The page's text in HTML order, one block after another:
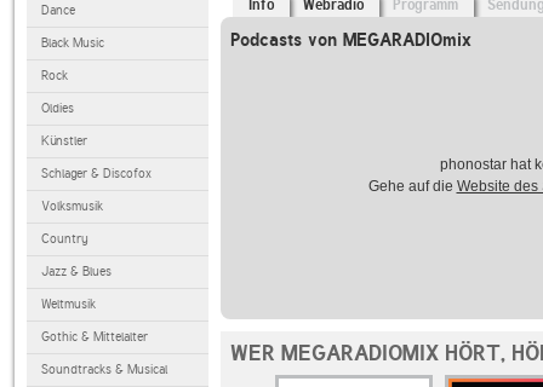
Dance
Black Music
Rock
Oldies
Künstler
Schlager & Discofox
Volksmusik
Country
Jazz & Blues
Weltmusik
Gothic & Mittelalter
Soundtracks & Musical
Info Webradio Programm
Podcasts von MEGARADIOmix
phonostar hat
Gehe auf die Website des
WER MEGARADIOMIX HÖRT,